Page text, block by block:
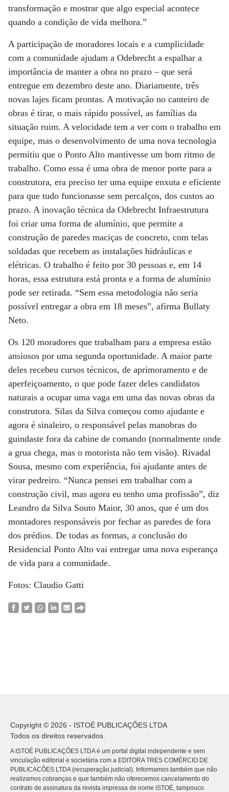
transformação e mostrar que algo especial acontece
quando a condição de vida melhora.”
A participação de moradores locais e a cumplicidade
com a comunidade ajudam a Odebrecht a espalhar a
importância de manter a obra no prazo – que será
entregue em dezembro deste ano. Diariamente, três
novas lajes ficam prontas. A motivação no canteiro de
obras é tirar, o mais rápido possível, as famílias da
situação ruim. A velocidade tem a ver com o trabalho em
equipe, mas o desenvolvimento de uma nova tecnologia
permitiu que o Ponto Alto mantivesse um bom ritmo de
trabalho. Como essa é uma obra de menor porte para a
construtora, era preciso ter uma equipe enxuta e eficiente
para que tudo funcionasse sem percalços, dos custos ao
prazo. A inovação técnica da Odebrecht Infraestrutura
foi criar uma forma de alumínio, que permite a
construção de paredes maciças de concreto, com telas
soldadas que recebem as instalações hidráulicas e
elétricas. O trabalho é feito por 30 pessoas e, em 14
horas, essa estrutura está pronta e a forma de alumínio
pode ser retirada. “Sem essa metodologia não seria
possível entregar a obra em 18 meses”, afirma Bullaty
Neto.
Os 120 moradores que trabalham para a empresa estão
ansiosos por uma segunda oportunidade. A maior parte
deles recebeu cursos técnicos, de aprimoramento e de
aperfeiçoamento, o que pode fazer deles candidatos
naturais a ocupar uma vaga em uma das novas obras da
construtora. Silas da Silva começou como ajudante e
agora é sinaleiro, o responsável pelas manobras do
guindaste fora da cabine de comando (normalmente onde
a grua chega, mas o motorista não tem visão). Rivadal
Sousa, mesmo com experiência, foi ajudante antes de
virar pedreiro. “Nunca pensei em trabalhar com a
construção civil, mas agora eu tenho uma profissão”, diz
Leandro da Silva Souto Maior, 30 anos, que é um dos
montadores responsáveis por fechar as paredes de fora
dos prédios. De todas as formas, a conclusão do
Residencial Ponto Alto vai entregar uma nova esperança
de vida para a comunidade.
Fotos: Claudio Gatti
Copyright © 2026 - ISTOÉ PUBLICAÇÕES LTDA
Todos os direitos reservados.
A ISTOÉ PUBLICAÇÕES LTDA é um portal digital independente e sem
vinculação editorial e societária com a EDITORA TRES COMÉRCIO DE
PUBLICACÕES LTDA (recuperação judicial). Informamos também que não
realizamos cobranças e que também não oferecemos cancelamento do
contrato de assinatura da revista impressa de nome ISTOÉ, tampouco